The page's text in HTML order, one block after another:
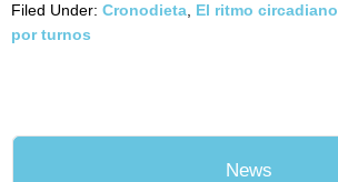
Filed Under: Cronodieta El ritmo circadiano
por turnos
News